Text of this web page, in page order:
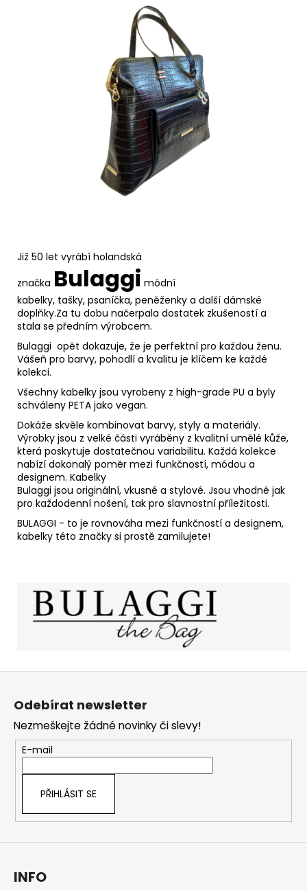
Již 50 let vyrábí holandská
značka Bulaggi módní
kabelky, tašky, psaníčka, peněženky a další dámské
doplňky.Za tu dobu načerpala dostatek zkušeností a
stala se předním výrobcem.
Bulaggi opět dokazuje, že je perfektní pro každou ženu.
Vášeň pro barvy, pohodlí a kvalitu je klíčem ke každé
kolekci.
Všechny kabelky jsou vyrobeny z high-grade PU a byly
schváleny PETA jako vegan.
Dokáže skvěle kombinovat barvy, styly a materiály.
Výrobky jsou z velké části vyráběny z kvalitní umělé kůže,
která poskytuje dostatečnou variabilitu. Každá kolekce
nabízí dokonalý poměr mezi funkčností, módou a
designem. Kabelky
Bulaggi jsou originální, vkusné a stylové. Jsou vhodné jak
pro každodenní nošení, tak pro slavnostní příležitosti.
BULAGGI - to je rovnováha mezi funkčností a designem,
kabelky této značky si prostě zamilujete!
Odebírat newsletter
Nezmeškejte žádné novinky či slevy!
E-mail
PŘIHLÁSIT SE
INFO